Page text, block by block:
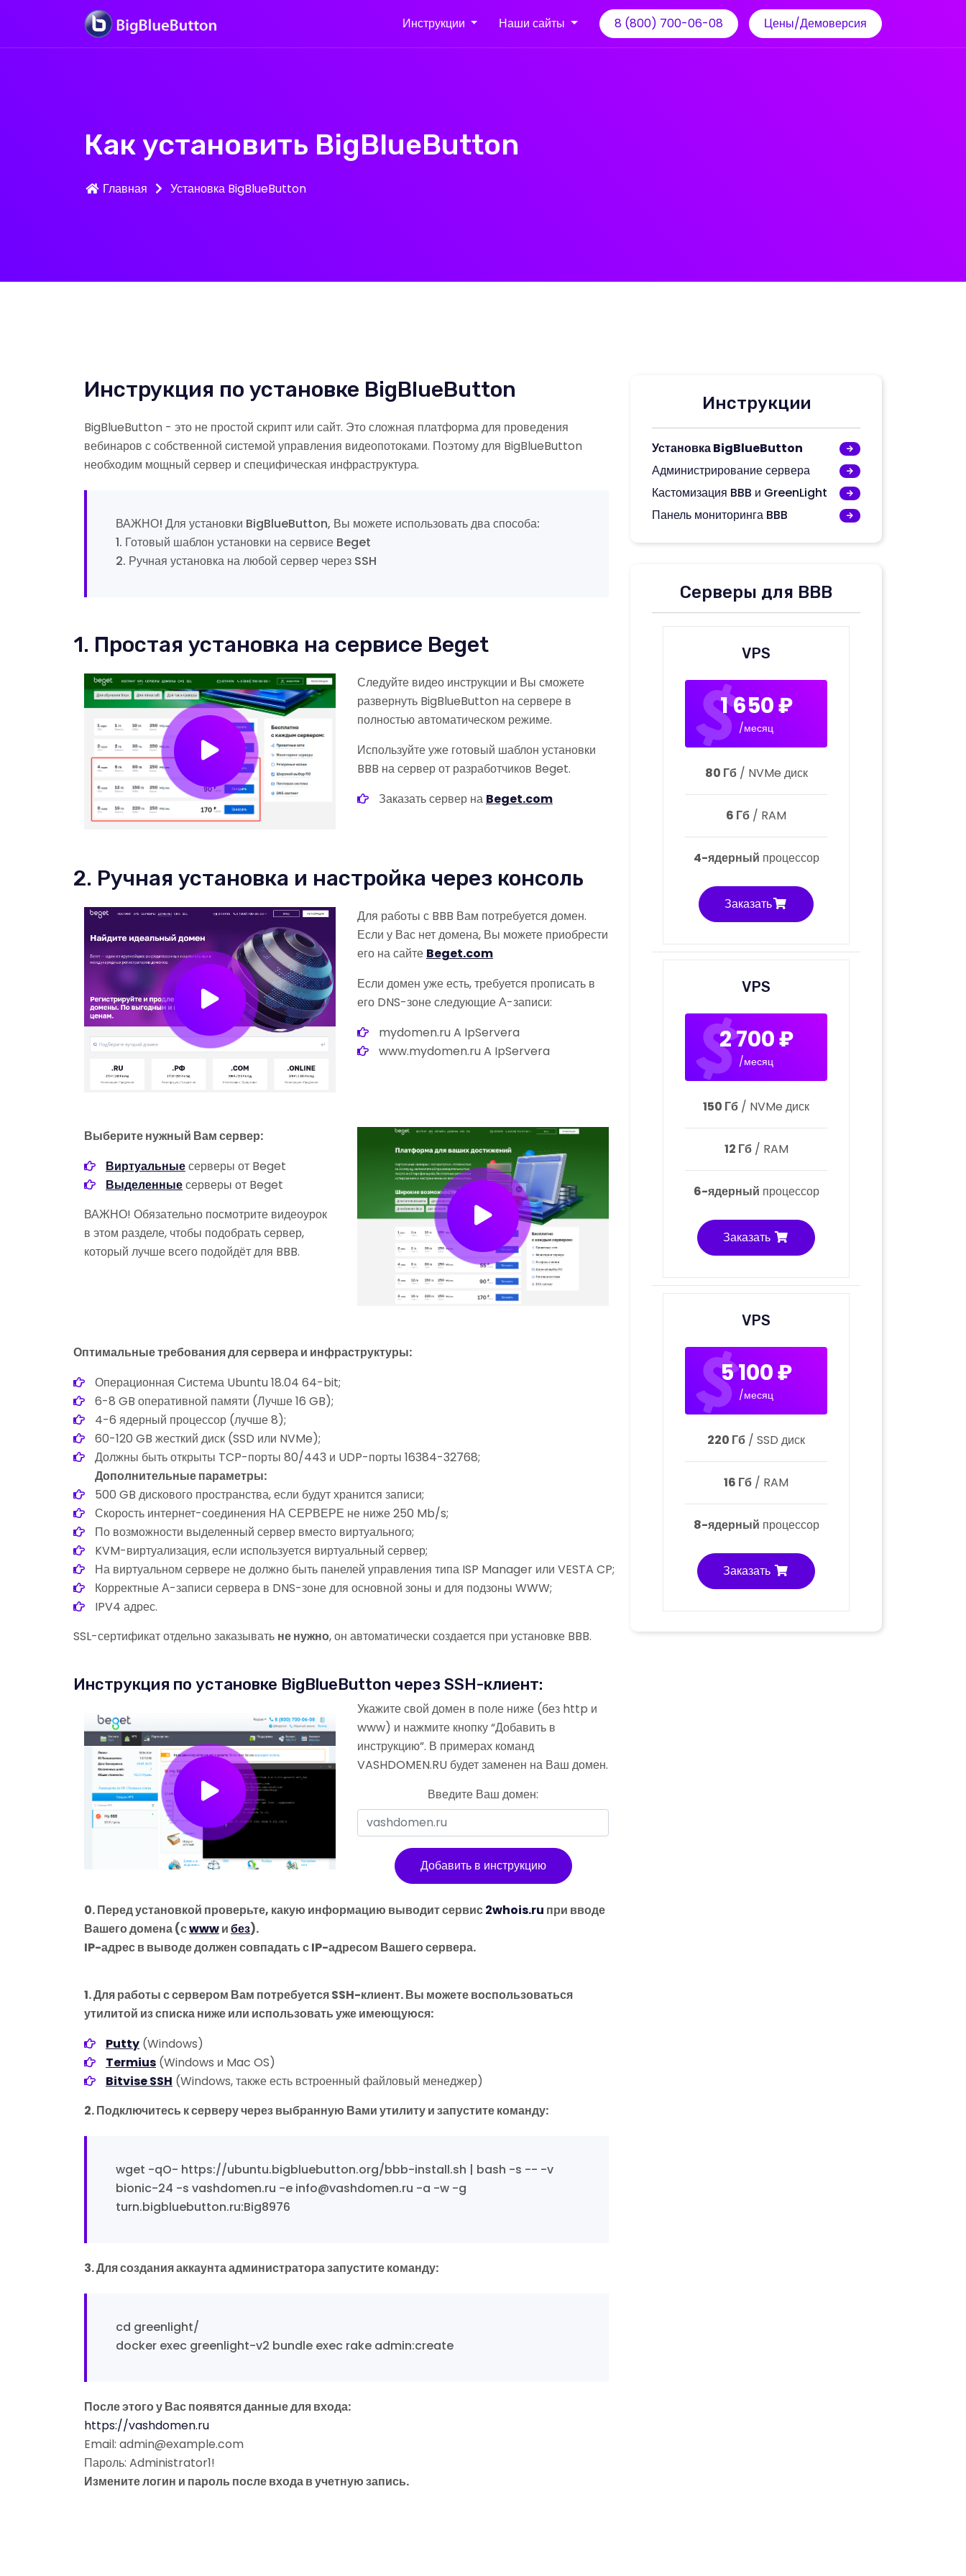
Инструкции Наши сайты 8 (800) 700-06-08 Цены/Демоверсия
Как установить BigBlueButton
Главная Установка BigBlueButton
Инструкция по установке BigBlueButton
BigBlueButton - это не простой скрипт или сайт. Это сложная платформа для проведения
вебинаров с собственной системой управления видеопотоками. Поэтому для BigBlueButton
необходим мощный сервер и специфическая инфраструктура.
ВАЖНО! Для установки BigBlueButton, Вы можете использовать два способа:
1. Готовый шаблон установки на сервисе Beget
2. Ручная установка на любой сервер через SSH
1. Простая установка на сервисе Beget
Следуйте видео инструкции и Вы сможете
развернуть BigBlueButton на сервере в
полностью автоматическом режиме.
Используйте уже готовый шаблон установки
BBB на сервер от разработчиков Beget.
Заказать сервер на Beget.com
2. Ручная установка и настройка через консоль
Для работы с BBB Вам потребуется домен.
Если у Вас нет домена, Вы можете приобрести
его на сайте Beget.com
Если домен уже есть, требуется прописать в
его DNS-зоне следующие А-записи:
mydomen.ru A IpServera
www.mydomen.ru A IpServera
Выберите нужный Вам сервер:
Виртуальныесерверы от Beget
Выделенныесерверы от Beget
ВАЖНО! Обязательно посмотрите видеоурок
в этом разделе, чтобы подобрать сервер,
который лучше всего подойдёт для BBB.
Оптимальные требования для сервера и инфраструктуры:
Операционная Система Ubuntu 18.04 64-bit;
6-8 GB оперативной памяти (Лучше 16 GB);
4-6 ядерный процессор (лучше 8);
60-120 GB жесткий диск (SSD или NVMe);
Должны быть открыты TCP-порты 80/443 и UDP-порты 16384-32768;
Дополнительные параметры:
500 GB дискового пространства, если будут хранится записи;
Скорость интернет-соединения НА СЕРВЕРЕ не ниже 250 Mb/s;
По возможности выделенный сервер вместо виртуального;
KVM-виртуализация, если используется виртуальный сервер;
На виртуальном сервере не должно быть панелей управления типа ISP Manager или VESTA CP;
Корректные А-записи сервера в DNS-зоне для основной зоны и для подзоны WWW;
IPV4 адрес.
SSL-сертификат отдельно заказывать не нужно, он автоматически создается при установке BBB.
Инструкция по установке BigBlueButton через SSH-клиент:
Укажите свой домен в поле ниже (без http и
www) и нажмите кнопку “Добавить в
инструкцию”. В примерах команд
VASHDOMEN.RU будет заменен на Ваш домен.
Введите Ваш домен:
Добавить в инструкцию
0. Перед установкой проверьте, какую информацию выводит сервис2whois.ru при вводе
Вашего домена (сwwwибез).
IP-адрес в выводе должен совпадать с IP-адресом Вашего сервера.
1. Для работы с сервером Вам потребуется SSH-клиент. Вы можете воспользоваться
утилитой из списка ниже или использовать уже имеющуюся:
Putty (Windows)
Termius (Windows и Mac OS)
Bitvise SSH (Windows, также есть встроенный файловый менеджер)
2. Подключитесь к серверу через выбранную Вами утилиту и запустите команду:
wget -qO- https://ubuntu.bigbluebutton.org/bbb-install.sh | bash -s -- -v
bionic-24 -s vashdomen.ru -e info@vashdomen.ru -a -w -g
turn.bigbluebutton.ru:Big8976
3. Для создания аккаунта администратора запустите команду:
cd greenlight/
docker exec greenlight-v2 bundle exec rake admin:create
После этого у Вас появятся данные для входа:
https://vashdomen.ru
Email: admin@example.com
Пароль: Administrator1!
Измените логин и пароль после входа в учетную запись.
Инструкции
Установка BigBlueButton
Администрирование сервера
Кастомизация BBB и GreenLight
Панель мониторинга BBB
Серверы для BBB
VPS
1 650 ₽
/месяц
80 Гб/ NVMe диск
6 Гб / RAM
4-ядерный процессор
Заказать
VPS
2 700 ₽
/месяц
150 Гб / NVMe диск
12 Гб/ RAM
6-ядерный процессор
Заказать
VPS
5 100 ₽
/месяц
220 Гб / SSD диск
16 Гб / RAM
8-ядерный процессор
Заказать